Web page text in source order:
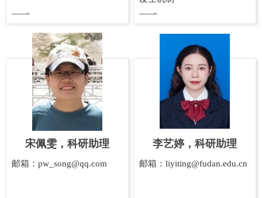
宋佩雯，科研助理
邮箱：pw_song@qq.com
李艺婷，科研助理
邮箱：liyiting@fudan.edu.cn